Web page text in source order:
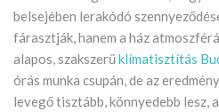
belsejében lerakódó
fárasztják, hanem a ház
alapos, szakszerűklímatisztítás
órás munka csupán, de az
levegő tisztább, könnyedebb lesz,